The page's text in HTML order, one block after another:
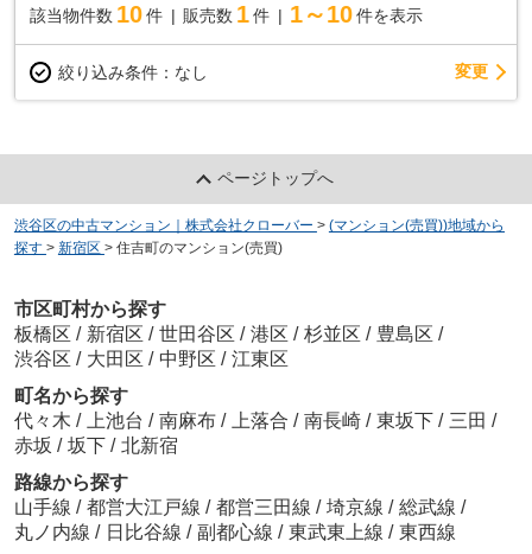
該当物件数 10件 販売数 1 件 1～10 件を表示
絞り込み条件： なし 変更
ページトップへ
渋谷区の中古マンション｜株式会社クローバー > (マンション(売買))地域から
探す > 新宿区 > 住吉町のマンション(売買)
市区町村から探す
板橋区 / 新宿区 / 世田谷区 / 港区 / 杉並区 / 豊島区 /
渋谷区 / 大田区 / 中野区 / 江東区
町名から探す
代々木 / 上池台 / 南麻布 / 上落合 / 南長崎 / 東坂下 / 三田 /
赤坂 / 坂下 / 北新宿
路線から探す
山手線 / 都営大江戸線 / 都営三田線 / 埼京線 / 総武線 /
丸ノ内線 / 日比谷線 / 副都心線 / 東武東上線 / 東西線